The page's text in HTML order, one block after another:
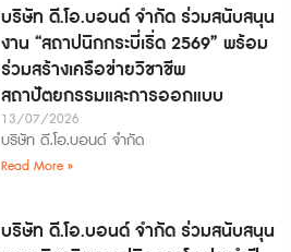
บริษัท ดี.โอ.บอนด์ จำกัด ร่วมสนับสนุน
งาน “สถาปนิกกระบี่เริ่ด 2569” พร้อม
ร่วมสร้างเครือข่ายวิชาชีพ
สถาปัตยกรรมและการออกแบบ
13/07/2026
บริษัท ดี.โอ.บอนด์ จำกัด
Read More »
บริษัท ดี.โอ.บอนด์ จำกัด ร่วมสนับสนุน